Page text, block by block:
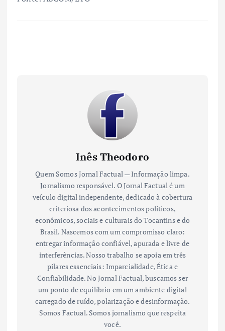
Inês Theodoro
Quem Somos Jornal Factual — Informação limpa.
Jornalismo responsável. O Jornal Factual é um
veículo digital independente, dedicado à cobertura
criteriosa dos acontecimentos políticos,
econômicos, sociais e culturais do Tocantins e do
Brasil. Nascemos com um compromisso claro:
entregar informação confiável, apurada e livre de
interferências. Nosso trabalho se apoia em três
pilares essenciais: Imparcialidade, Ética e
Confiabilidade. No Jornal Factual, buscamos ser
um ponto de equilíbrio em um ambiente digital
carregado de ruído, polarização e desinformação.
Somos Factual. Somos jornalismo que respeita
você.